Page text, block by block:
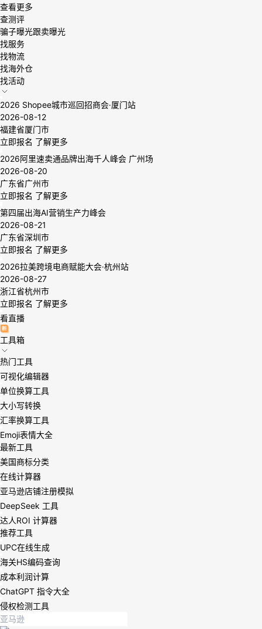
查看更多
查测评
骗子曝光跟卖曝光
找服务
找物流
找海外仓
找活动
2026 Shopee城市巡回招商会·厦门站
2026-08-12
福建省厦门市
立即报名 了解更多
2026阿里速卖通品牌出海千人峰会 广州场
2026-08-20
广东省广州市
立即报名 了解更多
第四届出海AI营销生产力峰会
2026-08-21
广东省深圳市
立即报名 了解更多
2026拉美跨境电商赋能大会·杭州站
2026-08-27
浙江省杭州市
立即报名 了解更多
看直播
工具箱
热门工具
可视化编辑器
单位换算工具
大小写转换
汇率换算工具
Emoji表情大全
最新工具
美国商标分类
在线计算器
亚马逊店铺注册模拟
DeepSeek 工具
达人ROI 计算器
推荐工具
UPC在线生成
海关HS编码查询
成本利润计算
ChatGPT 指令大全
侵权检测工具